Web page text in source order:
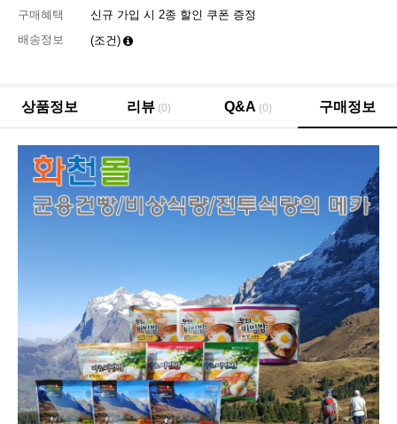
구매혜택
신규 가입 시 2종 할인 쿠폰 증정
배송정보
(조건)
상품정보 리뷰 (0) Q&A (0) 구매정보